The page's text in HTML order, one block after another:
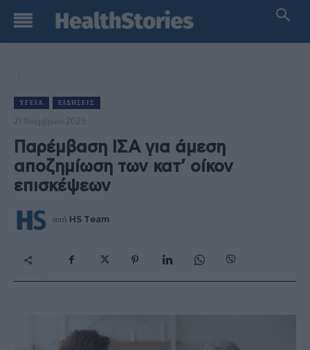
ΥΓΕΊΑ ΕΙΔΉΣΕΙΣ
21 Νοεμβρίου 2025
Παρέμβαση ΙΣΑ για άμεση
αποζημίωση των κατ’ οίκον
επισκέψεων
από HS Team